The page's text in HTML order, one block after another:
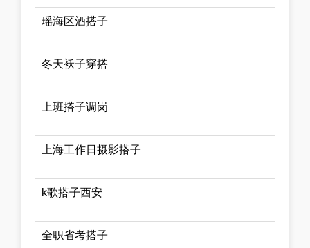
瑶海区酒搭子
冬天袄子穿搭
上班搭子调岗
上海工作日摄影搭子
k歌搭子西安
全职省考搭子